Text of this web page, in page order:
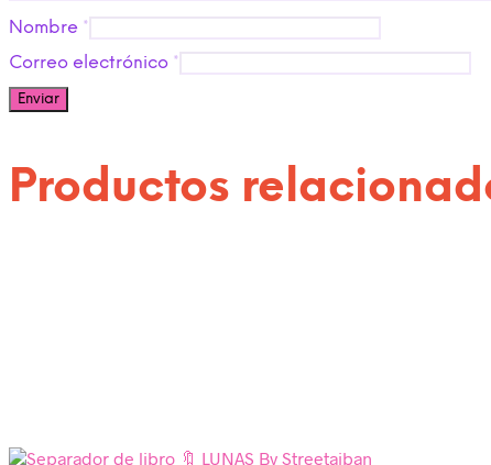
Nombre *
Correo electrónico *
Productos